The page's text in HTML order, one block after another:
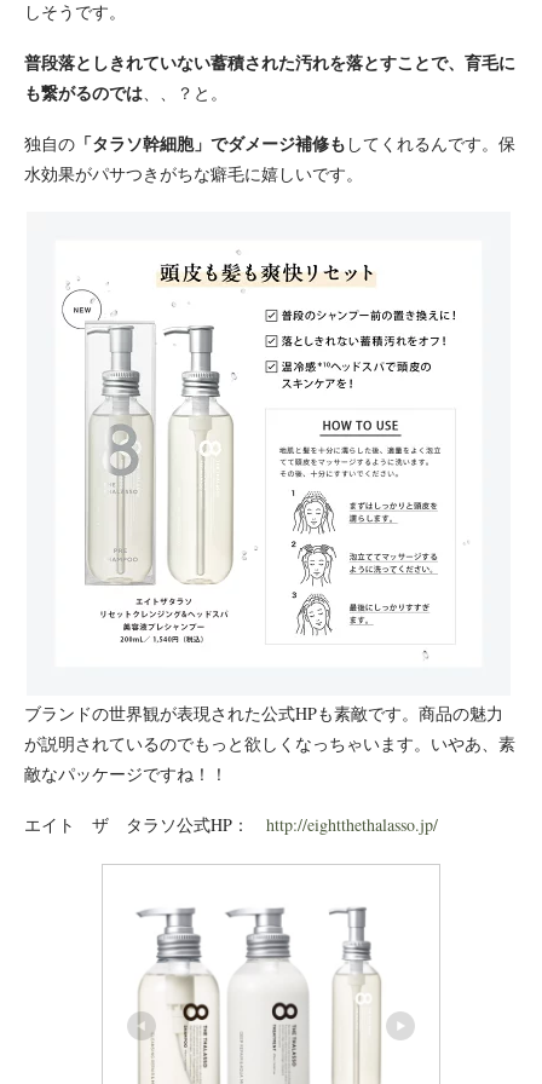
しそうです。
普段落としきれていない蓄積された汚れを落とすことで、育毛に
も繋がるのでは、、？と。
独自の 「タラソ幹細胞」でダメージ補修も してくれるんです。保
水効果がパサつきがちな癖毛に嬉しいです。
ブランドの世界観が表現された公式HPも素敵です。商品の魅力
が説明されているのでもっと欲しくなっちゃいます。いやあ、素
敵なパッケージですね！！
エイト ザ タラソ公式HP： http://eightthethalasso.jp/